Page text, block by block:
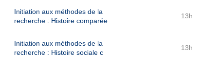
Initiation aux méthodes de la
recherche : Histoire comparée
13h
Initiation aux méthodes de la
recherche : Histoire sociale c
13h